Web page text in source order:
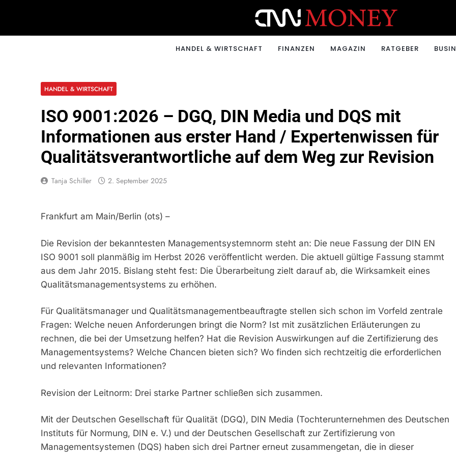
CNNMONEY.CH
HANDEL & WIRTSCHAFT FINANZEN MAGAZIN RATGEBER
HANDEL & WIRTSCHAFT
ISO 9001:2026 – DGQ, DIN Media und DQS mit
Informationen aus erster Hand / Expertenwissen für
Qualitätsverantwortliche auf dem Weg zur Revision
Tanja Schiller 2. September 2025
Frankfurt am Main/Berlin (ots) –
Die Revision der bekanntesten Managementsystemnorm steht an: Die neue Fassung der DIN EN
ISO 9001 soll planmäßig im Herbst 2026 veröffentlicht werden. Die aktuell gültige Fassung stammt
aus dem Jahr 2015. Bislang steht fest: Die Überarbeitung zielt darauf ab, die Wirksamkeit eines
Qualitätsmanagementsystems zu erhöhen.
Für Qualitätsmanager und Qualitätsmanagementbeauftragte stellen sich schon im Vorfeld zentrale
Fragen: Welche neuen Anforderungen bringt die Norm? Ist mit zusätzlichen Erläuterungen zu
rechnen, die bei der Umsetzung helfen? Hat die Revision Auswirkungen auf die Zertifizierung des
Managementsystems? Welche Chancen bieten sich? Wo finden sich rechtzeitig die erforderlichen
und relevanten Informationen?
Revision der Leitnorm: Drei starke Partner schließen sich zusammen.
Mit der Deutschen Gesellschaft für Qualität (DGQ), DIN Media (Tochterunternehmen des Deutschen
Instituts für Normung, DIN e. V.) und der Deutschen Gesellschaft zur Zertifizierung von
Managementsystemen (DQS) haben sich drei Partner erneut zusammengetan, die in dieser